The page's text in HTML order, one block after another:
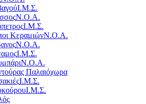
Ι.Μ.Σ.
Ν.Ο.Α.
Ι.Μ.Σ.
ΚεραμιώνΝ.Ο.Α.
Ν.Ο.Α.
Ι.Μ.Σ.
Ν.Ο.Α.
Παλαιόχωρα
Ι.Μ.Σ.
Ι.Μ.Σ.